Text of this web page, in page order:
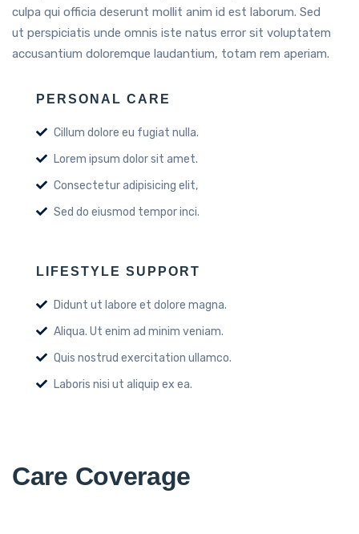
culpa qui officia deserunt mollit anim id est laborum. Sed
ut perspiciatis unde omnis iste natus error sit voluptatem
accusantium doloremque laudantium, totam rem aperiam.
PERSONAL CARE
Cillum dolore eu fugiat nulla.
Lorem ipsum dolor sit amet.
Consectetur adipisicing elit,
Sed do eiusmod tempor inci.
LIFESTYLE SUPPORT
Didunt ut labore et dolore magna.
Aliqua. Ut enim ad minim veniam.
Quis nostrud exercitation ullamco.
Laboris nisi ut aliquip ex ea.
Care Coverage